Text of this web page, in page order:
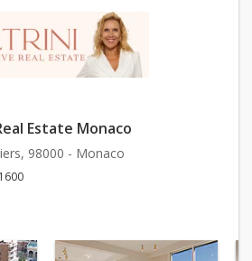
Estate Monaco
98000 - Monaco